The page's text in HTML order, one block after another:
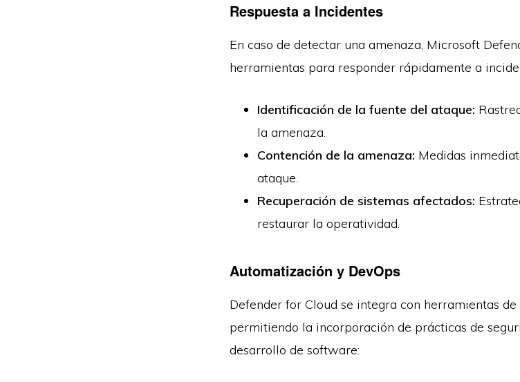
Respuesta a Incidentes
En caso de detectar una amenaza, Microsoft
herramientas para responder rápidamente a
Identificación de la fuente del ataque:
la amenaza.
Contención de la amenaza: Medidas
ataque.
Recuperación de sistemas afectados:
restaurar la operatividad.
Automatización y DevOps
Defender for Cloud se integra con herramientas
permitiendo la incorporación de prácticas de
desarrollo de software: